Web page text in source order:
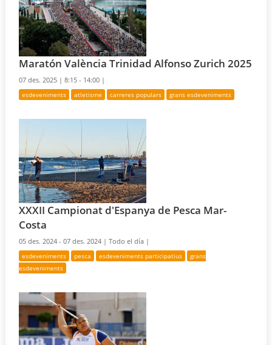
Maratón València Trinidad Alfonso Zurich 2025
07 des. 2025 |8:15 - 14:00 |
esdeveniments atletisme carreres populars grans esdeveniments
XXXII Campionat d'Espanya de Pesca Mar-
Costa
05 des. 2024 - 07 des. 2024 |Todo el día |
esdeveniments pesca esdeveniments participatius
grans
esdeveniments